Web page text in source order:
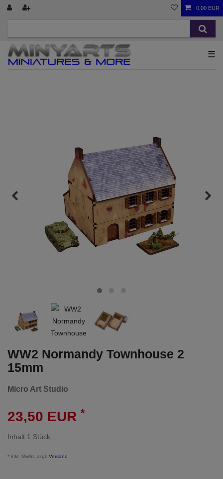
0,00 EUR
☰
WW2 Normandy Townhouse 2
15mm
Micro Art Studio
23,50 EUR *
Inhalt 1 Stück
* inkl. MwSt. zzgl. Versand